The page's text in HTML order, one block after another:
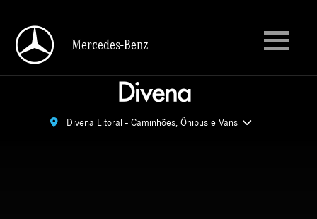
Mercedes-Benz
Divena Litoral - Caminhões, Ônibus e Vans
Mercedes-Benz
Divena Litoral - Caminhões, Ônibus e Vans